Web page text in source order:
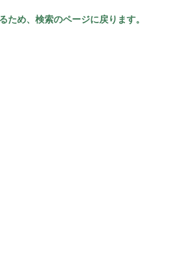
ため、検索のページに戻ります。